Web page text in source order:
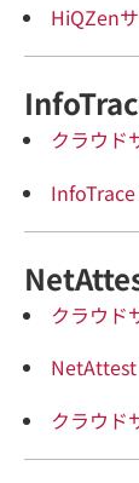
HiQZen
クラウド
クラウド
クラウド